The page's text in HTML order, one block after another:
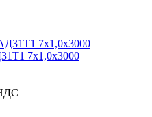
7х1,0х3000